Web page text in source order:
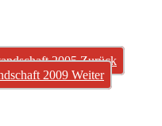
2005Zurück
2009 Weiter